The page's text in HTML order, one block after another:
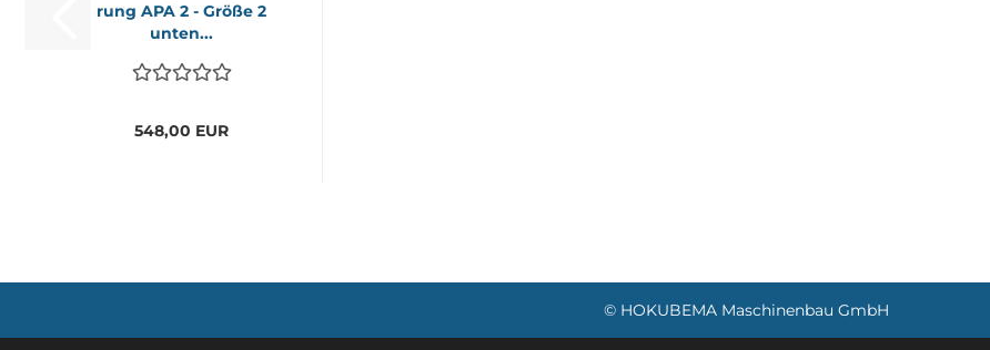
rung APA 2 - Größe 2
unten...
548,00 EUR
© HOKUBEMA Maschinenbau GmbH